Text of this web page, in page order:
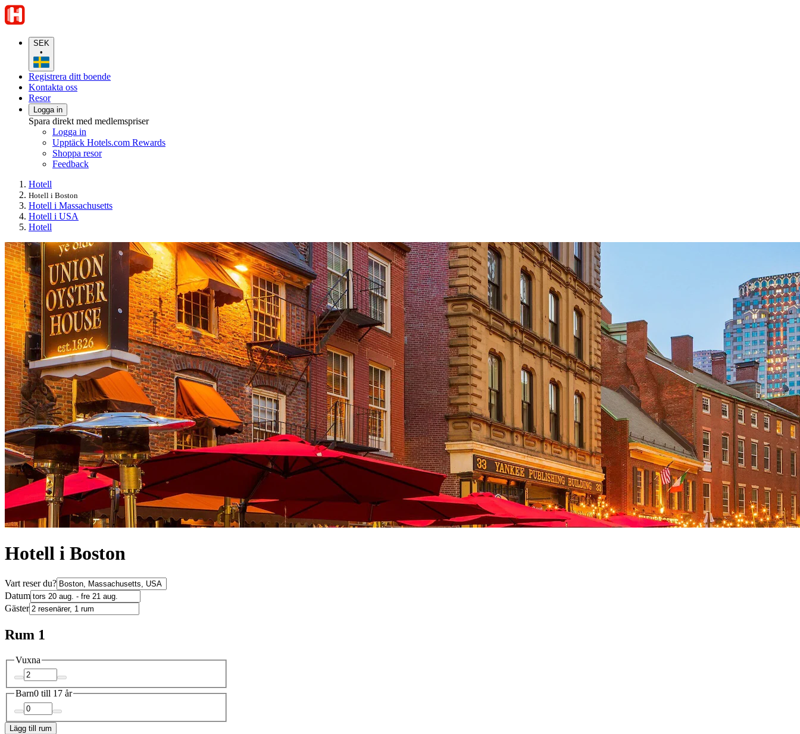
SEK
•
Registrera ditt boende
Kontakta oss
Resor
Logga in
Spara direkt med medlemspriser
Logga in
Upptäck Hotels.com Rewards
Shoppa resor
Feedback
Hotell
Hotell i Boston
Hotell i Massachusetts
Hotell i USA
Hotell
Hotell i Boston
Vart reser du?
Datum
Gäster
Rum 1
Vuxna
Barn0 till 17 år
Lägg till rum